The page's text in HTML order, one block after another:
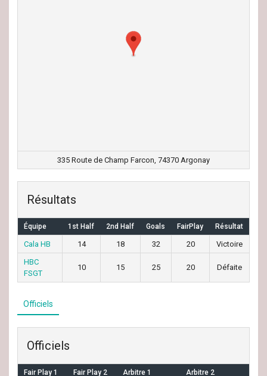
335 Route de Champ Farcon, 74370 Argonay
Résultats
Équipe 1st Half 2nd Half Goals FairPlay Résultat
Cala HB 14 18 32 20
Victoire
HBC
FSGT
10 15 25 20 Défaite
Officiels
Officiels
Fair Play 1 Fair Play 2 Arbitre 1 Arbitre 2